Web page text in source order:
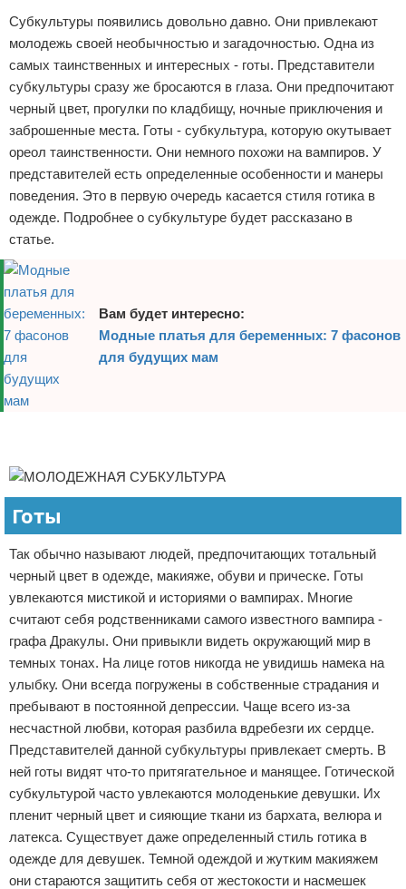
Финансы
Отказ от ответственности
Субкультуры появились довольно давно. Они привлекают
молодежь своей необычностью и загадочностью. Одна из
самых таинственных и интересных - готы. Представители
субкультуры сразу же бросаются в глаза. Они предпочитают
черный цвет, прогулки по кладбищу, ночные приключения и
заброшенные места. Готы - субкультура, которую окутывает
ореол таинственности. Они немного похожи на вампиров. У
представителей есть определенные особенности и манеры
поведения. Это в первую очередь касается стиля готика в
одежде. Подробнее о субкультуре будет рассказано в
статье.
Вам будет интересно:
Модные платья для беременных: 7 фасонов
для будущих мам
Готы
Так обычно называют людей, предпочитающих тотальный
черный цвет в одежде, макияже, обуви и прическе. Готы
увлекаются мистикой и историями о вампирах. Многие
считают себя родственниками самого известного вампира -
графа Дракулы. Они привыкли видеть окружающий мир в
темных тонах. На лице готов никогда не увидишь намека на
улыбку. Они всегда погружены в собственные страдания и
пребывают в постоянной депрессии. Чаще всего из-за
несчастной любви, которая разбила вдребезги их сердце.
Представителей данной субкультуры привлекает смерть. В
ней готы видят что-то притягательное и манящее. Готической
субкультурой часто увлекаются молоденькие девушки. Их
пленит черный цвет и сияющие ткани из бархата, велюра и
латекса. Существует даже определенный стиль готика в
одежде для девушек. Темной одеждой и жутким макияжем
они стараются защитить себя от жестокости и насмешек